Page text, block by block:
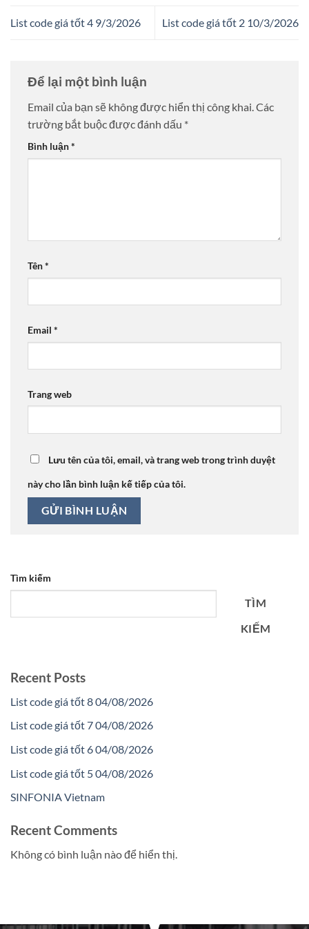
List code giá tốt 4 9/3/2026 List code giá tốt 2 10/3/2026
Để lại một bình luận
Email của bạn sẽ không được hiển thị công khai.Các
trường bắt buộc được đánh dấu *
Bình luận*
Tên*
Email *
Trang web
Lưu tên của tôi, email, và trang web trong trình duyệt
này cho lần bình luận kế tiếp của tôi.
Tìm kiếm
TÌM
KIẾM
Recent Posts
List code giá tốt 8 04/08/2026
List code giá tốt 7 04/08/2026
List code giá tốt 6 04/08/2026
List code giá tốt 5 04/08/2026
SINFONIA Vietnam
Recent Comments
Không có bình luận nào để hiển thị.